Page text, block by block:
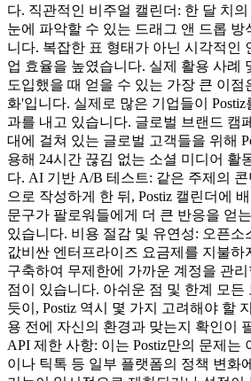
다. 직관적인 비주얼 캘린더: 한 달 치
눈에 파악할 수 있는 드래그 앤 드롭
니다. 복잡한 표 형태가 아닌 시각적인
업 효율을 높였습니다. 실제 활용 사례
도입했을 때 얻을 수 있는 가장 큰 이점
화'입니다. 실제로 많은 기업들이
과를 내고 있습니다. 글로벌 브랜드 캠
대에 걸쳐 있는 글로벌 고객들을 위해
용해 24시간 끊김 없는 소셜 미디어 활
다. AI 기반 A/B 테스트: 같은 주제의
으로 작성하게 한 뒤, Postiz 캘린더에
문구가 팔로워들에게 더 큰 반응을 얻
있습니다. 비용 절감 및 유연성: 오픈소
값비싼 엔터프라이즈 요금제를 지불하
구축하여 무제한에 가까운 계정을 관리
점이 있습니다. 아쉬운 점 및 한계 모든
듯이, Postiz 역시 몇 가지 고려해야 할
용 전에 자신의 환경과 맞는지 확인이
API 제한 사항: 이는 Postiz만의 문제는
이나 틱톡 등 일부 플랫폼의 정책 변화